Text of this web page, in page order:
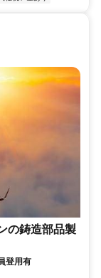
の鋳造部品製
登用有